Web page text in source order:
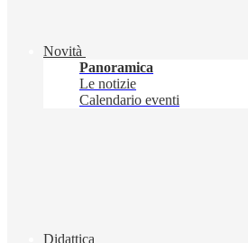
Novità
Panoramica
Le notizie
Calendario eventi
Didattica